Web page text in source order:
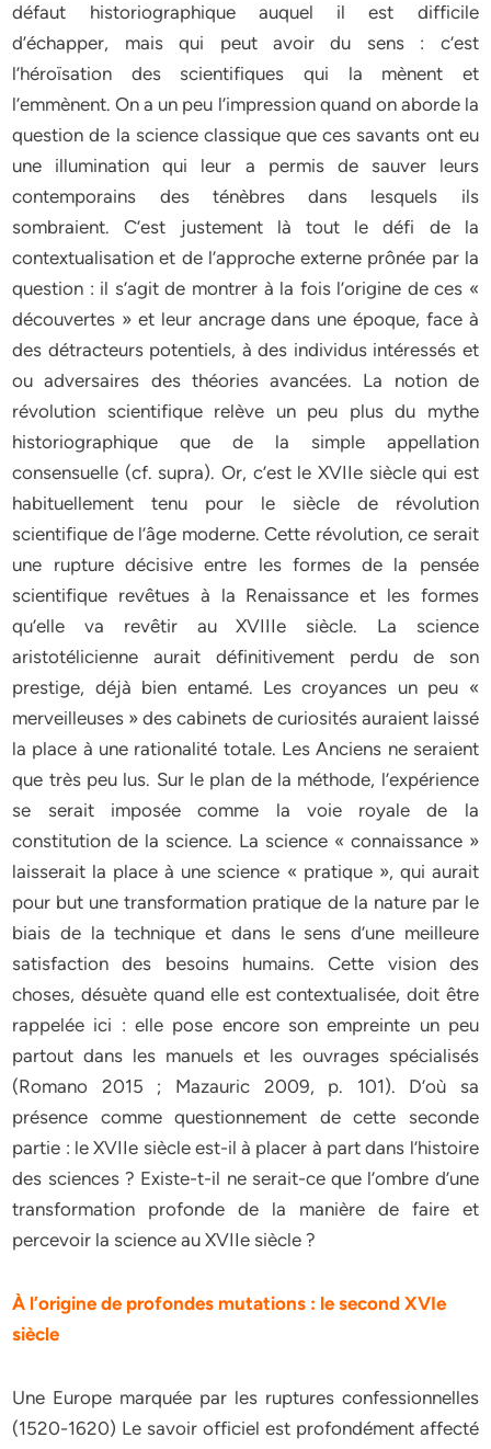
défaut historiographique auquel il est difficile
d’échapper, mais qui peut avoir du sens : c’est
l’héroïsation des scientifiques qui la mènent et
l’emmènent. On a un peu l’impression quand on aborde la
question de la science classique que ces savants ont eu
une illumination qui leur a permis de sauver leurs
contemporains des ténèbres dans lesquels ils
sombraient. C’est justement là tout le défi de la
contextualisation et de l’approche externe prônée par la
question : il s’agit de montrer à la fois l’origine de ces «
découvertes » et leur ancrage dans une époque, face à
des détracteurs potentiels, à des individus intéressés et
ou adversaires des théories avancées. La notion de
révolution scientifique relève un peu plus du mythe
historiographique que de la simple appellation
consensuelle (cf. supra). Or, c’est le XVIIe siècle qui est
habituellement tenu pour le siècle de révolution
scientifique de l’âge moderne. Cette révolution, ce serait
une rupture décisive entre les formes de la pensée
scientifique revêtues à la Renaissance et les formes
qu’elle va revêtir au XVIIIe siècle. La science
aristotélicienne aurait définitivement perdu de son
prestige, déjà bien entamé. Les croyances un peu «
merveilleuses » des cabinets de curiosités auraient laissé
la place à une rationalité totale. Les Anciens ne seraient
que très peu lus. Sur le plan de la méthode, l’expérience
se serait imposée comme la voie royale de la
constitution de la science. La science « connaissance »
laisserait la place à une science « pratique », qui aurait
pour but une transformation pratique de la nature par le
biais de la technique et dans le sens d’une meilleure
satisfaction des besoins humains. Cette vision des
choses, désuète quand elle est contextualisée, doit être
rappelée ici : elle pose encore son empreinte un peu
partout dans les manuels et les ouvrages spécialisés
(Romano 2015 ; Mazauric 2009, p. 101). D’où sa
présence comme questionnement de cette seconde
partie : le XVIIe siècle est-il à placer à part dans l’histoire
des sciences ? Existe-t-il ne serait-ce que l’ombre d’une
transformation profonde de la manière de faire et
percevoir la science au XVIIe siècle ?
À l’origine de profondes mutations : le second XVIe
siècle
Une Europe marquée par les ruptures confessionnelles
(1520-1620) Le savoir officiel est profondément affecté